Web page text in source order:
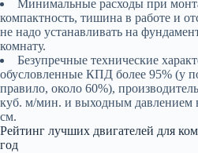
Минимальные расходы при
компактность, тишина в работе и
не надо устанавливать на
комнату.
Безупречные технические
обусловленные КПД более 95% (у
правило, около 60%),
куб. м/мин. и выходным давлением
см.
Рейтинг лучших двигателей для
год